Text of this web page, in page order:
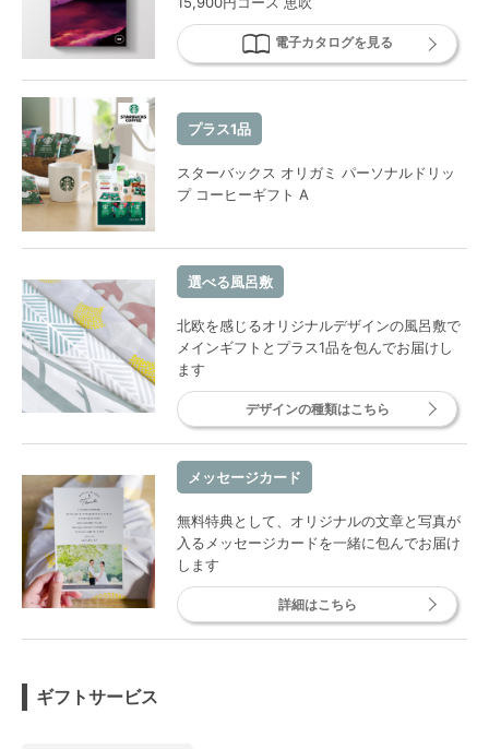
電子カタログを見る
プラス1品
スターバックス オリガミ パーソナルドリッ
プ コーヒーギフト A
選べる風呂敷
北欧を感じるオリジナルデザインの風呂敷で
メインギフトとプラス1品を包んでお届けし
ます
デザインの種類はこちら
メッセージカード
無料特典として、オリジナルの文章と写真が
入るメッセージカードを一緒に包んでお届け
します
詳細はこちら
ギフトサービス